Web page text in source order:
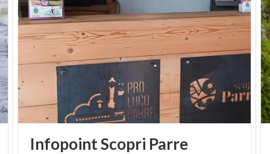
InfopointScopri Parre